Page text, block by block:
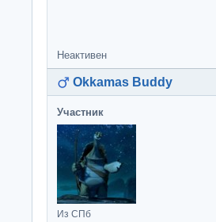
Неактивен
Okkamas Buddy
Участник
Из СПб